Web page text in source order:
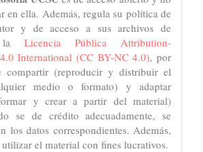
en ella. Además, regula su política de
y de acceso a sus archivos de
la Licencia Pública Attribution-
International (CC BY-NC 4.0), por
compartir (reproducir y distribuir el
medio o formato) y adaptar
y crear a partir del material)
se de crédito adecuadamente, se
los datos correspondientes. Además,
el material con fines lucrativos.